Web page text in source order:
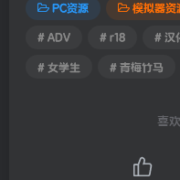
PC资源 模拟器资
# ADV # r18 # 汉
# 女学生 # 青梅竹马
喜